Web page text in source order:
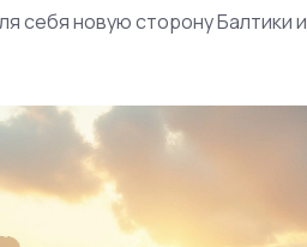
себя новую сторону Балтики и